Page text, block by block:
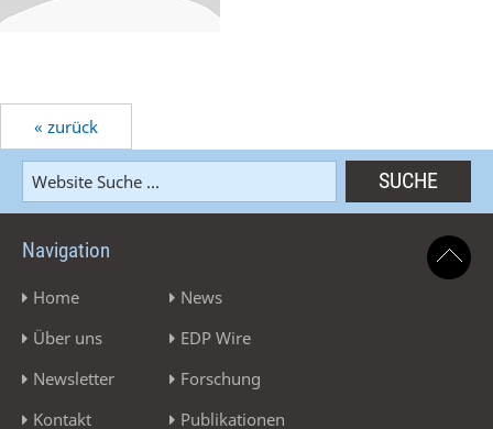
« zurück
Navigation
Home
Über uns
Newsletter
Kontakt
News
EDP Wire
Forschung
Publikationen